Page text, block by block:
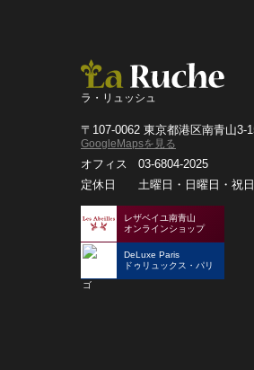
ラ・リュッシュ
〒107-0062 東京都港区南青山3-
GoogleMapsを見る
オフィス
03-6804-2025
定休日
土曜日・日曜日・祝日
レザベイユ南青山
オンラインショップ
DeLuxe Paris
ドゥリュックス・パリ